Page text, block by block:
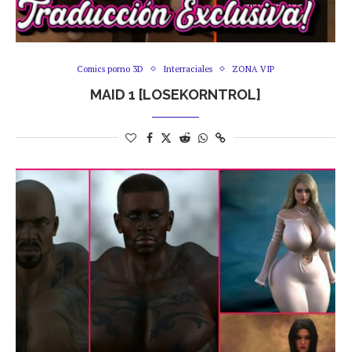
Comics porno 3D Interraciales ZONA VIP
MAID 1 [LOSEKORNTROL]